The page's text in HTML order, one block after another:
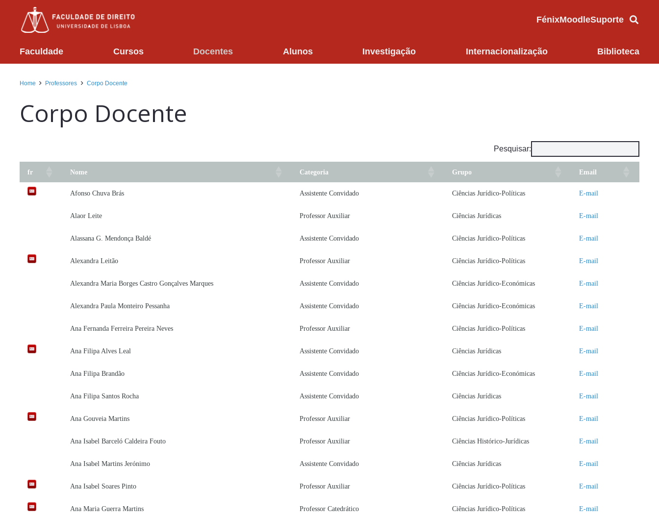
FénixMoodleSuporte
Faculdade Cursos Docentes Alunos Investigação Internacionalização Biblioteca
Home Professores Corpo Docente
Corpo Docente
Pesquisar:
fr Nome Categoria Grupo Email
Afonso Chuva Brás Assistente Convidado Ciências Jurídico-Políticas E-mail
Alaor Leite Professor Auxiliar Ciências Jurídicas E-mail
Alassana G. Mendonça Baldé Assistente Convidado Ciências Jurídico-Políticas E-mail
Alexandra Leitão Professor Auxiliar Ciências Jurídico-Políticas E-mail
Alexandra Maria Borges Castro Gonçalves Marques Assistente Convidado Ciências Jurídico-Económicas E-mail
Alexandra Paula Monteiro Pessanha Assistente Convidado Ciências Jurídico-Económicas E-mail
Ana Fernanda Ferreira Pereira Neves Professor Auxiliar Ciências Jurídico-Políticas E-mail
Ana Filipa Alves Leal Assistente Convidado Ciências Jurídicas E-mail
Ana Filipa Brandão Assistente Convidado Ciências Jurídico-Económicas E-mail
Ana Filipa Santos Rocha Assistente Convidado Ciências Jurídicas E-mail
Ana Gouveia Martins Professor Auxiliar Ciências Jurídico-Políticas E-mail
Ana Isabel Barceló Caldeira Fouto Professor Auxiliar Ciências Histórico-Jurídicas E-mail
Ana Isabel Martins Jerónimo Assistente Convidado Ciências Jurídicas E-mail
Ana Isabel Soares Pinto Professor Auxiliar Ciências Jurídico-Políticas E-mail
Ana Maria Guerra Martins Professor Catedrático Ciências Jurídico-Políticas E-mail